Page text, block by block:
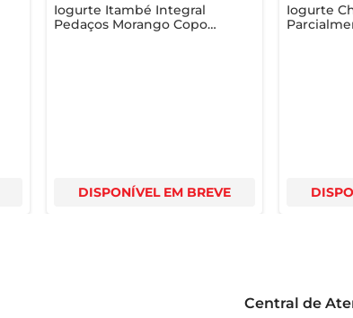
Iogurte Itambé Integral
Pedaços Morango Copo
DISPONÍVEL EM BREVE
Iogurte
Central de